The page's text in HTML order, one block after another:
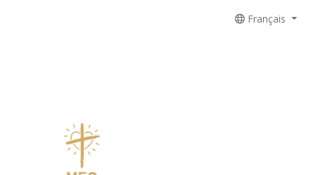
Français